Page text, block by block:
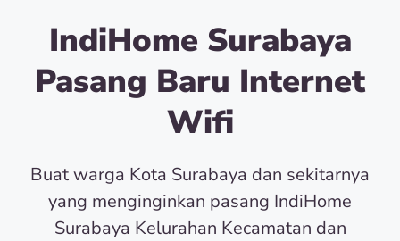
IndiHome Surabaya
Pasang Baru Internet
Wifi
Buat warga Kota Surabaya dan sekitarnya
yang menginginkan pasang IndiHome
Surabaya Kelurahan Kecamatan dan